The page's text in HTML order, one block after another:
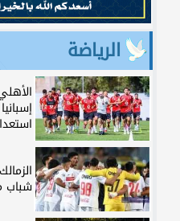
الرياضة
شباب